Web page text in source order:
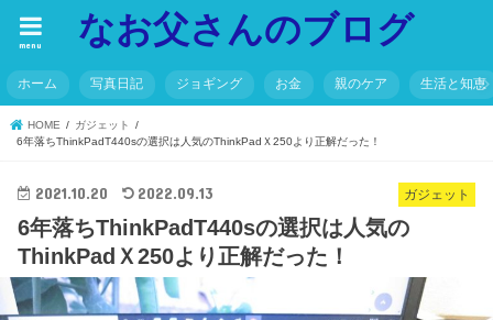
なお父さんのブログ
menu
ホーム 写真日記 ジョギング お金 親のケア 生活と知恵
HOME
ガジェット
6年落ちThinkPadT440sの選択は人気のThinkPadＸ250より正解だった！
ガジェット
2021.10.20 2022.09.13
6年落ちThinkPadT440sの選択は人気の
ThinkPadＸ250より正解だった！